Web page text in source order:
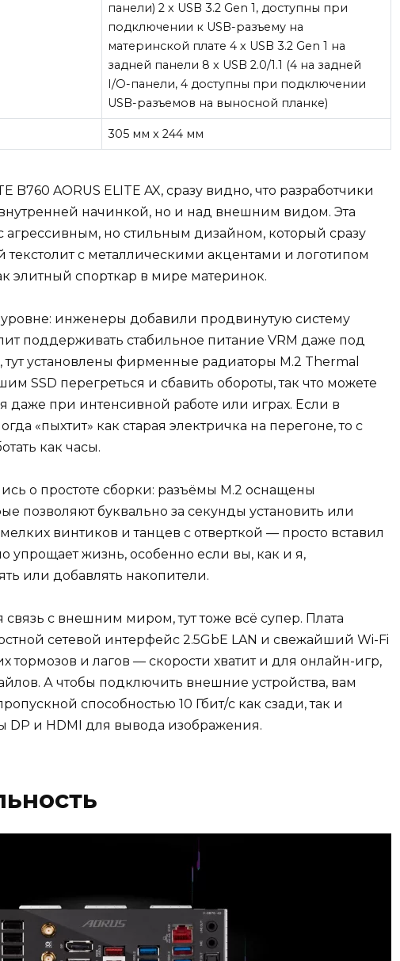
панели) 2 х USB 3.2 Gen 1, доступны при
подключении к USB-разъему на
материнской плате 4 х USB 3.2 Gen 1 на
задней панели 8 х USB 2.0/1.1 (4 на задней
I/O-панели, 4 доступны при подключении
USB-разъемов на выносной планке)
305 мм x 244 мм
B760 AORUS ELITE AX, сразу видно, что разработчики
начинкой, но и над внешним видом. Эта
агрессивным, но стильным дизайном, который сразу
текстолит с металлическими акцентами и логотипом
элитный спорткар в мире материнок.
уровне: инженеры добавили продвинутую систему
поддерживать стабильное питание VRM даже под
установлены фирменные радиаторы M.2 Thermal
SSD перегреться и сбавить обороты, так что можете
даже при интенсивной работе или играх. Если в
«пыхтит» как старая электричка на перегоне, то с
как часы.
о простоте сборки: разъёмы M.2 оснащены
позволяют буквально за секунды установить или
винтиков и танцев с отверткой — просто вставил
упрощает жизнь, особенно если вы, как и я,
или добавлять накопители.
связь с внешним миром, тут тоже всё супер. Плата
сетевой интерфейс 2.5GbE LAN и свежайший Wi-Fi
тормозов и лагов — скорости хватит и для онлайн-игр,
А чтобы подключить внешние устройства, вам
способностью 10 Гбит/с как сзади, так и
DP и HDMI для вывода изображения.